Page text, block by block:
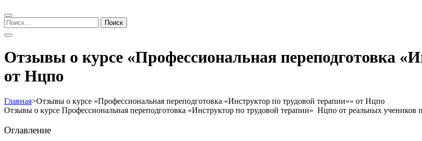
Найти:
Отзывы о курсе «Профессиональная переподготовка
от Нцпо
Главная>Отзывы о курсе «Профессиональная переподготовка «Инструктор по трудовой терапии»» от Нцпо
Отзывы о курсе Профессиональная переподготовка «Инструктор по трудовой терапии» Нцпо от реальных учеников
Оглавление